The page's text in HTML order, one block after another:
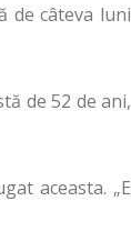
de câteva luni
de 52 de ani,
aceasta. „E